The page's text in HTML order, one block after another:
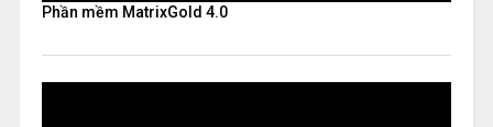
Phần mềm MatrixGold 4.0